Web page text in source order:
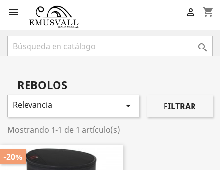
 shopping_cart


REBOLOS
Relevancia  FILTRAR
Mostrando 1-1 de 1 artículo(s)
-20%